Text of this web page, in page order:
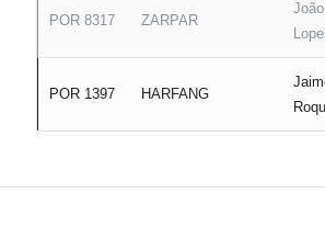
POR 8317 ZARPAR
POR 1397 HARFANG